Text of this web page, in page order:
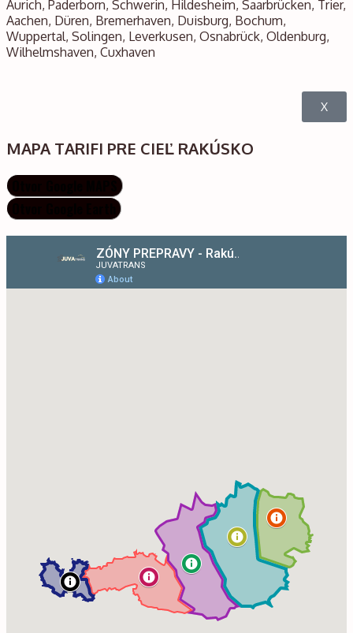
Aurich, Paderborn, Schwerin, Hildesheim, Saarbrücken, Trier,
Aachen, Düren, Bremerhaven, Duisburg, Bochum,
Wuppertal, Solingen, Leverkusen, Osnabrück, Oldenburg,
Wilhelmshaven, Cuxhaven
X
MAPA TARIFI PRE CIEĽ RAKÚSKO